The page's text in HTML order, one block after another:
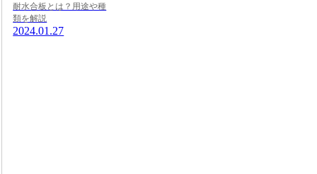
耐水合板とは？用途や種
類を解説
2024.01.27